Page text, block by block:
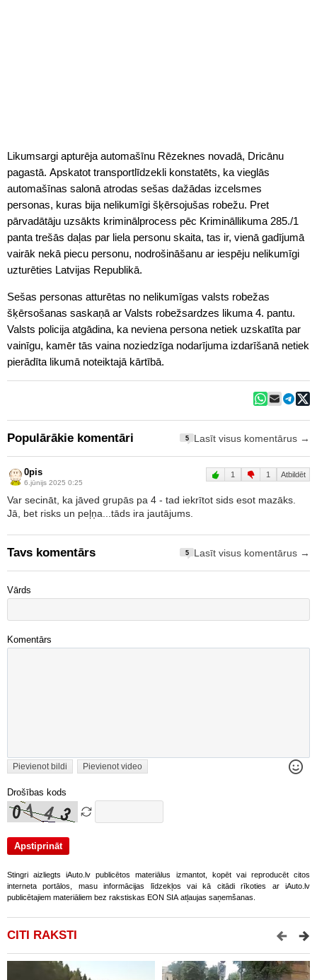
Likumsargi apturēja automašīnu Rēzeknes novadā, Dricānu
pagastā. Apskatot transportlīdzekli konstatēts, ka vieglās
automašīnas salonā atrodas sešas dažādas izcelsmes
personas, kuras bija nelikumīgi šķērsojušas robežu. Pret
pārvadātāju uzsākts kriminālprocess pēc Krimināllikuma 285./1
panta trešās daļas par liela personu skaita, tas ir, vienā gadījumā
vairāk nekā piecu personu, nodrošināšanu ar iespēju nelikumīgi
uzturēties Latvijas Republikā.
Sešas personas atturētas no nelikumīgas valsts robežas
šķērsošanas saskaņā ar Valsts robežsardzes likuma 4. pantu.
Valsts policija atgādina, ka neviena persona netiek uzskatīta par
vainīgu, kamēr tās vaina noziedzīga nodarījuma izdarīšanā netiek
pierādīta likumā noteiktajā kārtībā.
Populārākie komentāri 5 Lasīt visus komentārus →
0pis
6.jūnijs 2025 0:25
1 1 Atbildēt
Var secināt, ka jāved grupās pa 4 - tad iekrītot sids esot mazāks.
Jā, bet risks un peļņa...tāds ira jautājums.
Tavs komentārs 5 Lasīt visus komentārus →
Vārds
Komentārs
Pievienot bildi Pievienot video
Drošības kods
Stingri aizliegts iAuto.lv publicētos materiālus izmantot, kopēt vai reproducēt citos
interneta portālos, masu informācijas līdzekļos vai kā citādi rīkoties ar iAuto.lv
publicētajiem materiāliem bez rakstiskas EON SIA atļaujas saņemšanas.
CITI RAKSTI